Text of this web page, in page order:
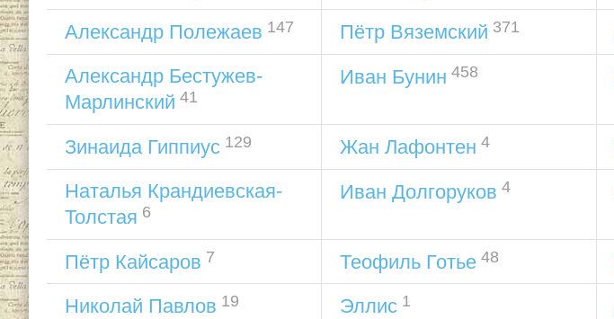
Александр Полежаев 147 Пётр Вяземский 371
Александр Бестужев-
Марлинский 41
Иван Бунин 458
Зинаида Гиппиус 129 Жан Лафонтен 4
Наталья Крандиевская-
Толстая 6
Иван Долгоруков 4
Пётр Кайсаров 7 Теофиль Готье 48
Николай Павлов 19 Эллис 1